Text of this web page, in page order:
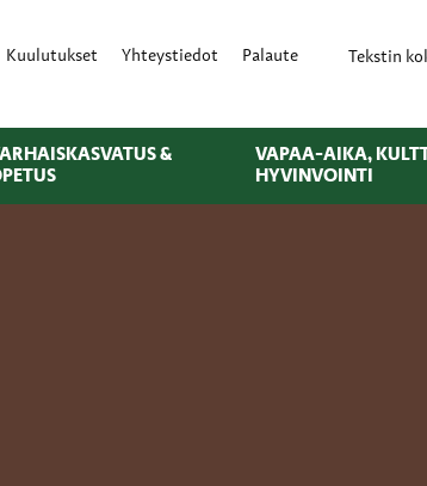
Kuulutukset Yhteystiedot Palaute Tekstin
&
VAPAA-AIKA,
HYVINVOINTI